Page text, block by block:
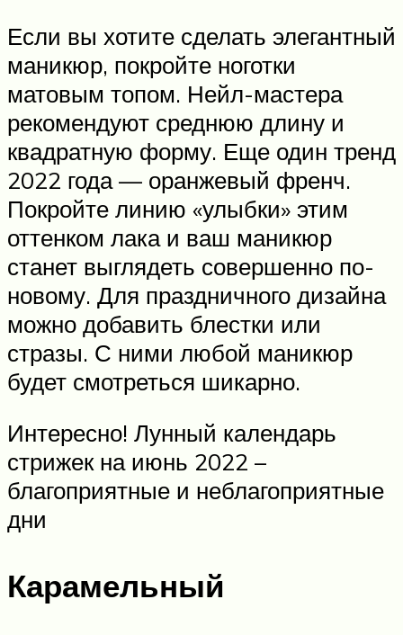
Если вы хотите сделать элегантный
маникюр, покройте ноготки
матовым топом. Нейл-мастера
рекомендуют среднюю длину и
квадратную форму. Еще один тренд
2022 года — оранжевый френч.
Покройте линию «улыбки» этим
оттенком лака и ваш маникюр
станет выглядеть совершенно по-
новому. Для праздничного дизайна
можно добавить блестки или
стразы. С ними любой маникюр
будет смотреться шикарно.
Интересно! Лунный календарь
стрижек на июнь 2022 –
благоприятные и неблагоприятные
дни
Карамельный